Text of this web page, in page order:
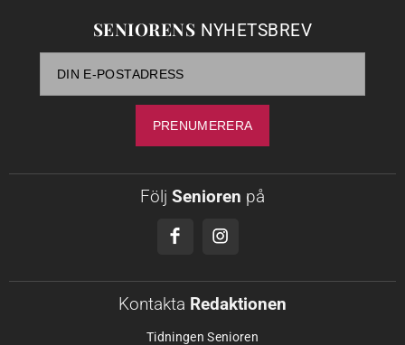
SENIORENS NYHETSBREV
Följ Senioren på
Kontakta Redaktionen
Tidningen Senioren